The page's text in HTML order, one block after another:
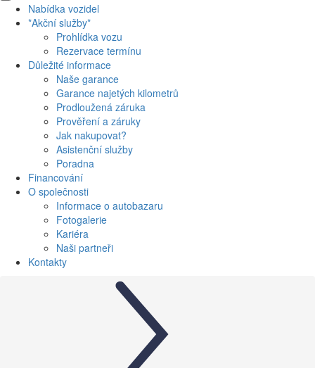
Nabídka vozidel
*Akční služby*
Prohlídka vozu
Rezervace termínu
Důležité informace
Naše garance
Garance najetých kilometrů
Prodloužená záruka
Prověření a záruky
Jak nakupovat?
Asistenční služby
Poradna
Financování
O společnosti
Informace o autobazaru
Fotogalerie
Kariéra
Naši partneři
Kontakty